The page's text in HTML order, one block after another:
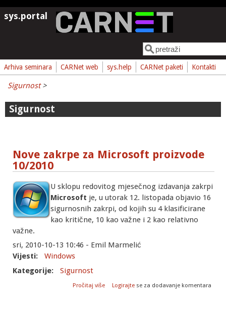
Skoči na glavni sadržaj
sys.portal
Obrazac pretrage
Pretraga
Arhiva seminara CARNet web sys.help CARNet paketi Kontakti
Sigurnost>
Sigurnost
Nove zakrpe za Microsoft proizvode
10/2010
U sklopu redovitog mjesečnog izdavanja zakrpi
Microsoft je, u utorak 12. listopada objavio 16
sigurnosnih zakrpi, od kojih su 4 klasificirane
kao kritične, 10 kao važne i 2 kao relativno
važne.
sri, 2010-10-13 10:46 - Emil Marmelić
Vijesti:
Windows
Kategorije:
Sigurnost
Pročitaj više
o Nove zakrpe za Microsoft proizvode
Logirajte se za dodavanje komentara